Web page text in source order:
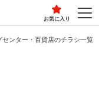
お気に入り
センター・百貨店のチラシ一覧